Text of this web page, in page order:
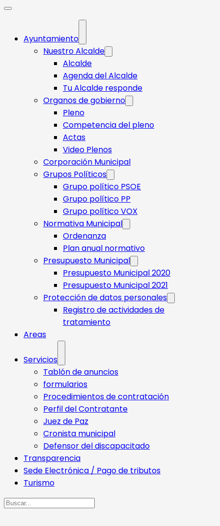
Ayuntamiento
Nuestro Alcalde
Alcalde
Agenda del Alcalde
Tu Alcalde responde​
Organos de gobierno
Pleno
Competencia del pleno
Actas
Video Plenos
Corporación Municipal
Grupos Políticos
Grupo político PSOE
Grupo político PP
Grupo político VOX
Normativa Municipal
Ordenanza
Plan anual normativo
Presupuesto Municipal
Presupuesto Municipal 2020
Presupuesto Municipal 2021
Protección de datos personales
Registro de actividades de
tratamiento
Areas
Servicios
Tablón de anuncios
formularios
Procedimientos de contratación
Perfil del Contratante
Juez de Paz
Cronista municipal
Defensor del discapacitado
Transparencia
Sede Electrónica / Pago de tributos
Turismo
Buscar